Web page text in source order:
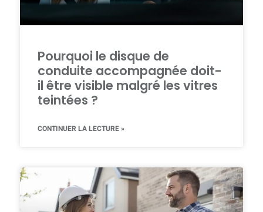
Pourquoi le disque de
conduite accompagnée doit-
il être visible malgré les vitres
teintées ?
CONTINUER LA LECTURE »